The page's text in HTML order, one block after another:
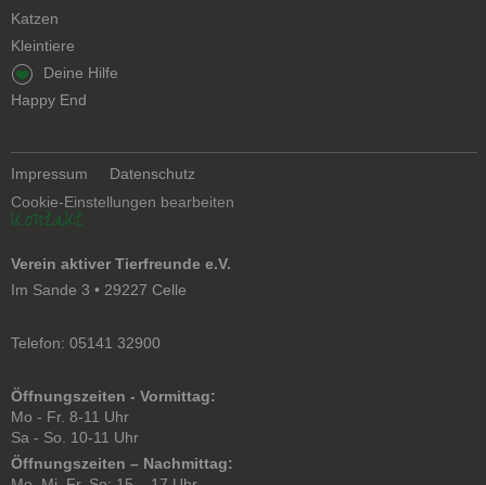
Katzen
Kleintiere
Navigation
überspringen
Deine Hilfe
Happy End
Navigation
überspringen
Impressum
Datenschutz
Cookie-Einstellungen bearbeiten
Kontakt
Verein aktiver Tierfreunde e.V.
Im Sande 3 • 29227 Celle
Telefon: 05141 32900
Öffnungszeiten - Vormittag:
Mo - Fr. 8-11 Uhr
Sa - So. 10-11 Uhr
Öffnungszeiten – Nachmittag: